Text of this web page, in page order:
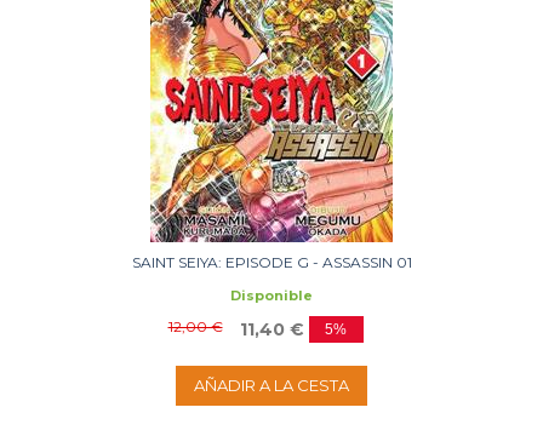
SAINT SEIYA: EPISODE G - ASSASSIN 01
Disponible
12,00 € 11,40 € 5%
AÑADIR A LA CESTA